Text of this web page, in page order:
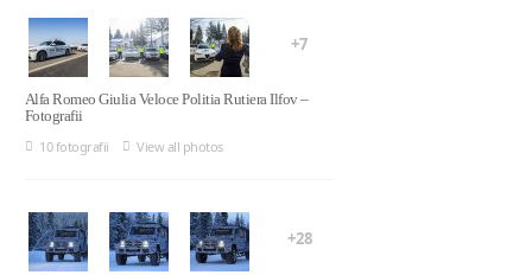
+7
Alfa Romeo Giulia Veloce Politia Rutiera Ilfov –
Fotografii
10 fotografii
View all photos
+28